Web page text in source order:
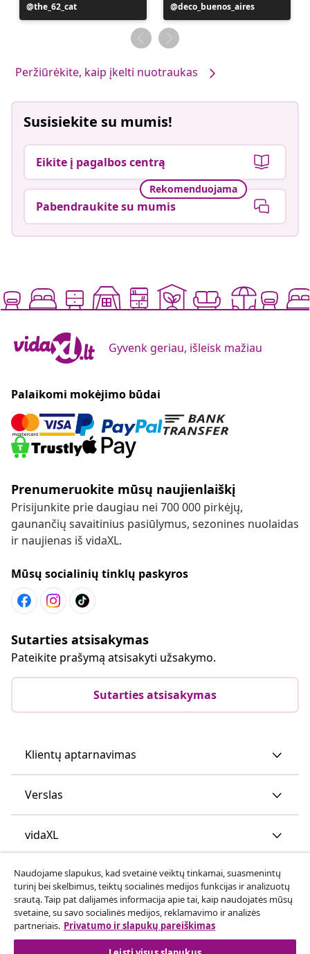
Įrašą
paskelbė
the_62_cat
Įrašą
paskelbė
deco_buenos_aires
Peržiūrėkite, kaip įkelti nuotraukas
Susisiekite su mumis!
Eikite į pagalbos centrą
Rekomenduojama
Pabendraukite su mumis
Gyvenk geriau, išleisk mažiau
Palaikomi mokėjimo būdai
Prenumeruokite mūsų naujienlaiškį
Prisijunkite prie daugiau nei 700 000 pirkėjų,
gaunančių savaitinius pasiūlymus, sezonines nuolaidas
ir naujienas iš vidaXL.
Mūsų socialinių tinklų paskyros
Sutarties atsisakymas
Pateikite prašymą atsisakyti užsakymo.
Sutarties atsisakymas
Klientų aptarnavimas
Verslas
vidaXL
Atraskite daugiau
Naudojame slapukus, kad svetainė veiktų tinkamai, suasmenintų
turinį bei skelbimus, teiktų socialinės medijos funkcijas ir analizuotų
srautą. Taip pat dalijamės informacija apie tai, kaip naudojatės mūsų
svetaine, su savo socialinės medijos, reklamavimo ir analizės
partneriais. Privatumo ir slapukų pareiškimas